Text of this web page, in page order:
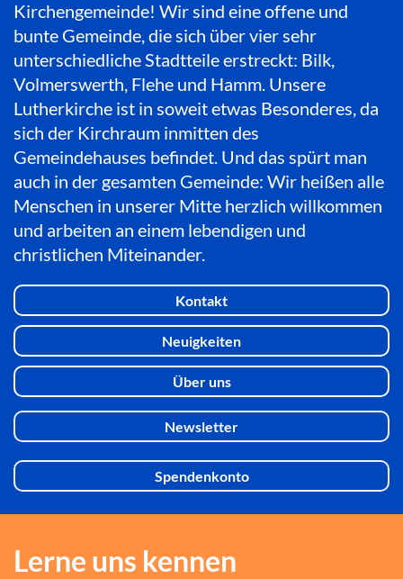
Kirchengemeinde! Wir sind eine offene und
bunte Gemeinde, die sich über vier sehr
unterschiedliche Stadtteile erstreckt: Bilk,
Volmerswerth, Flehe und Hamm. Unsere
Lutherkirche ist in soweit etwas Besonderes, da
sich der Kirchraum inmitten des
Gemeindehauses befindet. Und das spürt man
auch in der gesamten Gemeinde: Wir heißen alle
Menschen in unserer Mitte herzlich willkommen
und arbeiten an einem lebendigen und
christlichen Miteinander.
Kontakt
Neuigkeiten
Über uns
Newsletter
Spendenkonto
Lerne uns kennen